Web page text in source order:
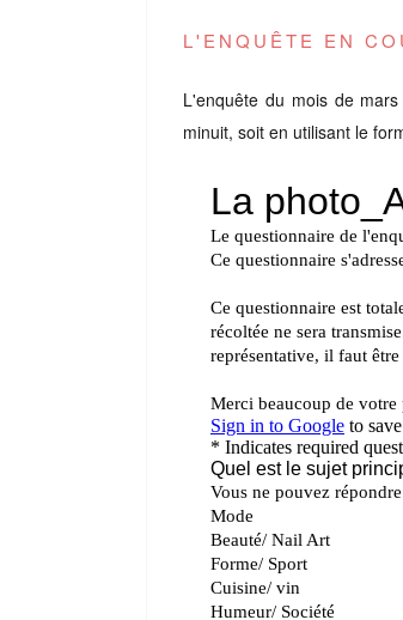
L'ENQUÊTE EN
L'enquête du mois de
minuit, soit en utilisant le